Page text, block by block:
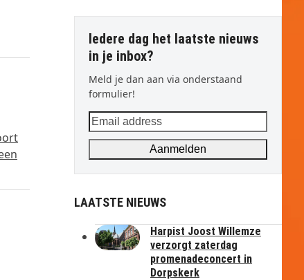
Iedere dag het laatste nieuws
in je inbox?
Meld je dan aan via onderstaand
formulier!
Email
address
Aanmelden
LAATSTE NIEUWS
Harpist Joost Willemze
verzorgt zaterdag
promenadeconcert in
Dorpskerk